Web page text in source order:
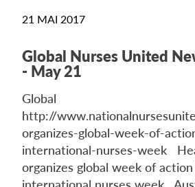
21 MAI 2017
Global Nurses United
- May 21
Global
http://
organizes-global-week-of-
international-nurses-week
organizes global week of